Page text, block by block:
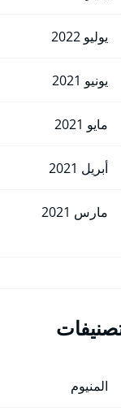
يوليو 2022
يونيو 2021
مايو 2021
أبريل 2021
مارس 2021
المنيوم